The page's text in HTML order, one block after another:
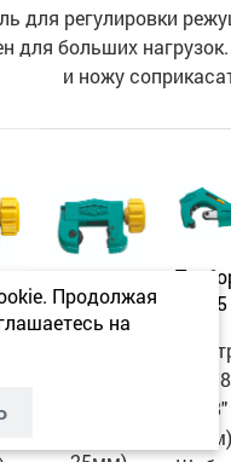
для регулировки
для больших
и ножу
Труборез
RS-25
RS-35
Для
от
1-3/
Продолжая
на